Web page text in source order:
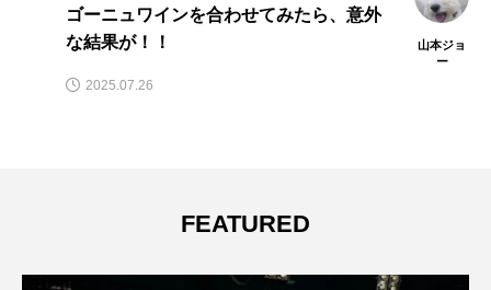
ゴーニュワインを合わせてみたら、意外
な結果が！！
山本ジョ
ー
2025.07.26
FEATURED